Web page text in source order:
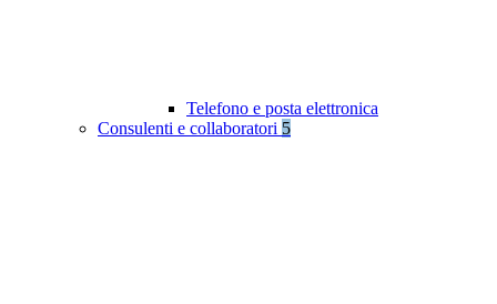
Telefono e posta elettronica
Consulenti e collaboratori 5